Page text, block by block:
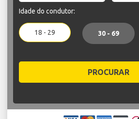
Idade do condutor:
18 - 29 30 - 69
PROCURAR